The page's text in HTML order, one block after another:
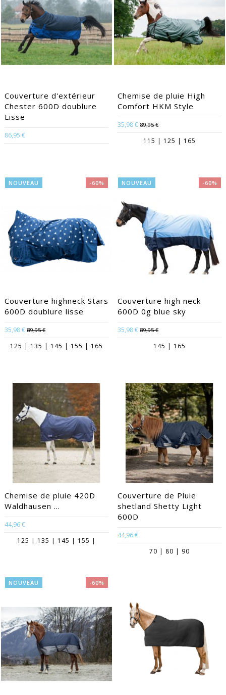
Couverture d'extérieur
Chester 600D doublure
Lisse
86,95 €
Chemise de pluie High
Comfort HKM Style
35,98 € 89,95 €
115 | 125 | 165
NOUVEAU -60%
Couverture highneck Stars
600D doublure lisse
35,98 € 89,95 €
125 | 135 | 145 | 155 | 165
NOUVEAU -60%
Couverture high neck
600D 0g blue sky
35,98 € 89,95 €
145 | 165
Chemise de pluie 420D
Waldhausen ...
44,96 €
125 | 135 | 145 | 155 |
Couverture de Pluie
shetland Shetty Light
600D
44,96 €
70 | 80 | 90
NOUVEAU -60%